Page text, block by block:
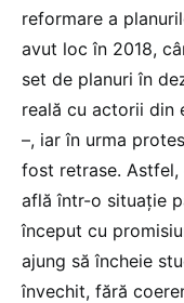
reformare a
avut loc în 2018,
set de planuri în
reală cu actorii din
–, iar în urma
fost retrase. Astfel,
află într-o situație
început cu
ajung să încheie
învechit, fără